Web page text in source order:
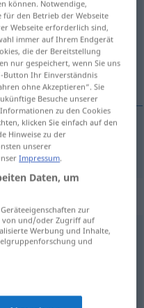
antippen)
können. Notwendige,
den Betrieb der Webseite
Webseite erforderlich sind,
immer auf Ihrem Endgerät
die der Bereitstellung
nur gespeichert, wenn Sie uns
Button Ihr Einverständnis
ohne Akzeptieren“. Sie
Besuche unserer
zu den Cookies
klicken Sie einfach auf den
Hinweise zu der
unserer
Impressum.
Daten, um
zur
von und/oder Zugriff auf
Werbung und Inhalte,
und